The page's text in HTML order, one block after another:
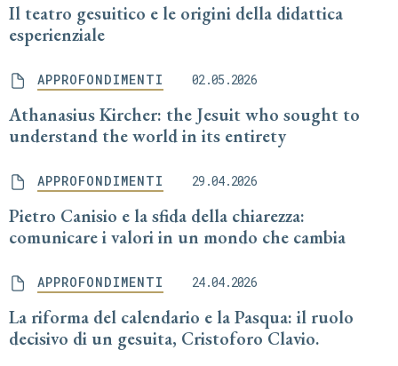
Il teatro gesuitico e le origini della didattica
esperienziale
APPROFONDIMENTI 02.05.2026
Athanasius Kircher: the Jesuit who sought to
understand the world in its entirety
APPROFONDIMENTI 29.04.2026
Pietro Canisio e la sfida della chiarezza:
comunicare i valori in un mondo che cambia
APPROFONDIMENTI 24.04.2026
La riforma del calendario e la Pasqua: il ruolo
decisivo di un gesuita, Cristoforo Clavio.